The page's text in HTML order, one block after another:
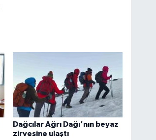
Dağcılar Ağrı Dağı'nın beyaz
zirvesine ulaştı